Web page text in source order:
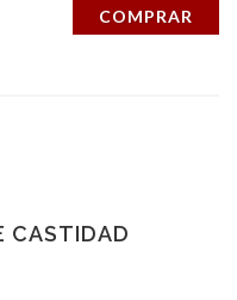
COMPRAR
CASTIDAD